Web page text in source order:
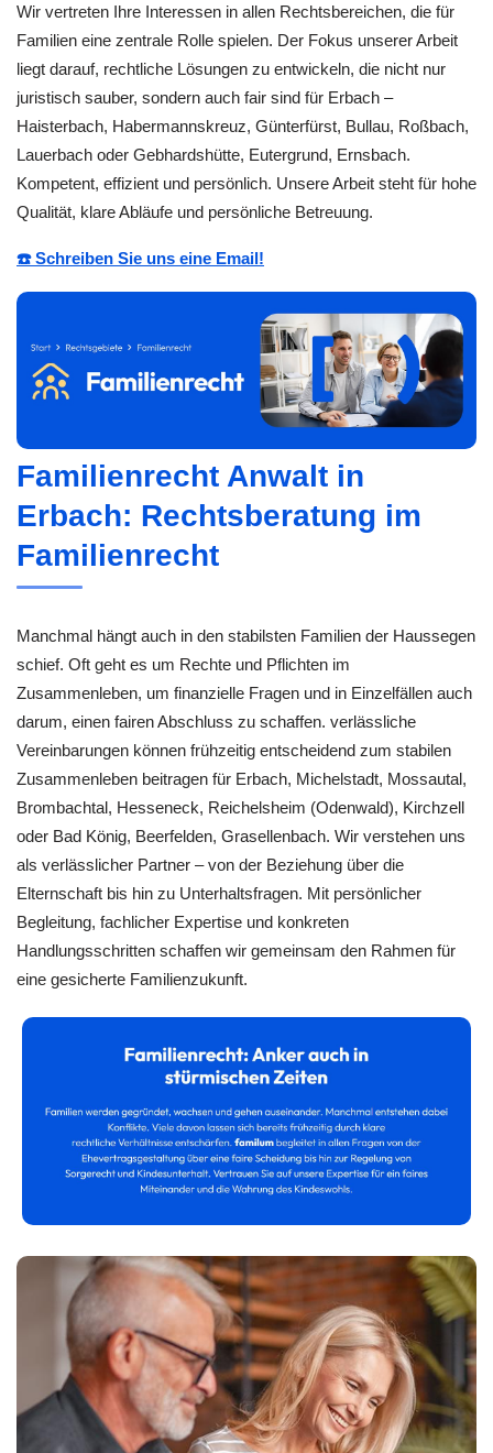
Wir vertreten Ihre Interessen in allen Rechtsbereichen, die für
Familien eine zentrale Rolle spielen. Der Fokus unserer Arbeit
liegt darauf, rechtliche Lösungen zu entwickeln, die nicht nur
juristisch sauber, sondern auch fair sind für Erbach –
Haisterbach, Habermannskreuz, Günterfürst, Bullau, Roßbach,
Lauerbach oder Gebhardshütte, Eutergrund, Ernsbach.
Kompetent, effizient und persönlich. Unsere Arbeit steht für hohe
Qualität, klare Abläufe und persönliche Betreuung.
☎️ Schreiben Sie uns eine Email!
Familienrecht Anwalt in
Erbach: Rechtsberatung im
Familienrecht
Manchmal hängt auch in den stabilsten Familien der Haussegen
schief. Oft geht es um Rechte und Pflichten im
Zusammenleben, um finanzielle Fragen und in Einzelfällen auch
darum, einen fairen Abschluss zu schaffen. verlässliche
Vereinbarungen können frühzeitig entscheidend zum stabilen
Zusammenleben beitragen für Erbach, Michelstadt, Mossautal,
Brombachtal, Hesseneck, Reichelsheim (Odenwald), Kirchzell
oder Bad König, Beerfelden, Grasellenbach. Wir verstehen uns
als verlässlicher Partner – von der Beziehung über die
Elternschaft bis hin zu Unterhaltsfragen. Mit persönlicher
Begleitung, fachlicher Expertise und konkreten
Handlungsschritten schaffen wir gemeinsam den Rahmen für
eine gesicherte Familienzukunft.